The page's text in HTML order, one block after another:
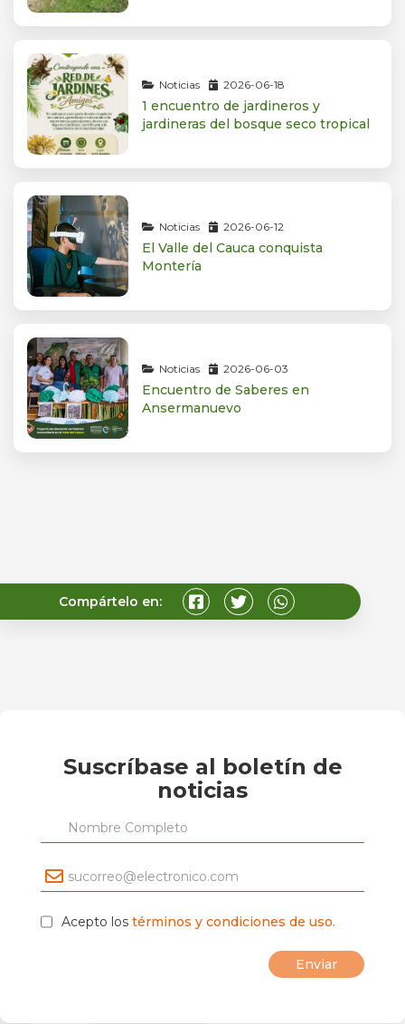
Noticias 2026-06-18
1 encuentro de jardineros y
jardineras del bosque seco tropical
Noticias 2026-06-12
El Valle del Cauca conquista
Montería
Noticias 2026-06-03
Encuentro de Saberes en
Ansermanuevo
Compártelo en:
Suscríbase al boletín de
noticias
Acepto los términos y condiciones de uso.